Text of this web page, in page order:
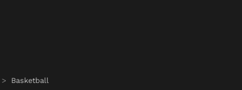
Basketball